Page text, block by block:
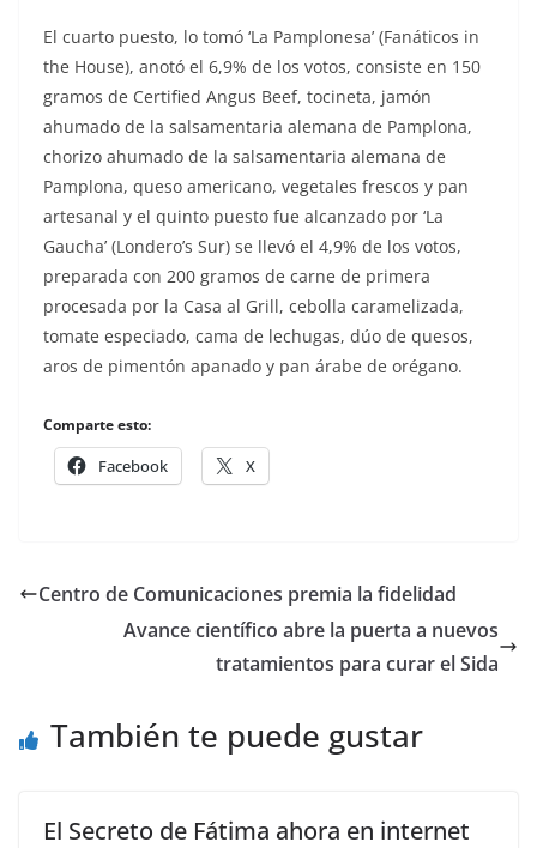
El cuarto puesto, lo tomó ‘La Pamplonesa’ (Fanáticos in
the House), anotó el 6,9% de los votos, consiste en 150
gramos de Certified Angus Beef, tocineta, jamón
ahumado de la salsamentaria alemana de Pamplona,
chorizo ahumado de la salsamentaria alemana de
Pamplona, queso americano, vegetales frescos y pan
artesanal y el quinto puesto fue alcanzado por ‘La
Gaucha’ (Londero’s Sur) se llevó el 4,9% de los votos,
preparada con 200 gramos de carne de primera
procesada por la Casa al Grill, cebolla caramelizada,
tomate especiado, cama de lechugas, dúo de quesos,
aros de pimentón apanado y pan árabe de orégano.
Comparte esto:
Facebook X
Centro de Comunicaciones premia la fidelidad
Avance científico abre la puerta a nuevos
tratamientos para curar el Sida
También te puede gustar
El Secreto de Fátima ahora en internet